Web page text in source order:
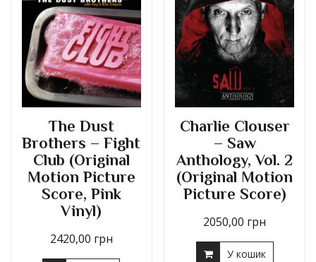
The Dust
Brothers – Fight
Club (Original
Motion Picture
Score, Pink
Vinyl)
2420,00 грн
Charlie Clouser
– Saw
Anthology, Vol. 2
(Original Motion
Picture Score)
2050,00 грн
У кошик